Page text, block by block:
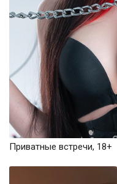
Приватные встречи, 18+